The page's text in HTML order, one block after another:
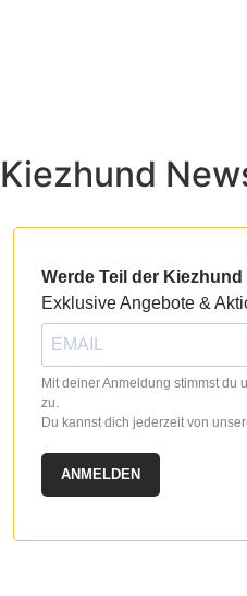
Kiezhund
Werde Teil der
Exklusive Angebote &
Mit deiner Anmeldung stimmst du
zu.
Du kannst dich jederzeit von
ANMELDEN